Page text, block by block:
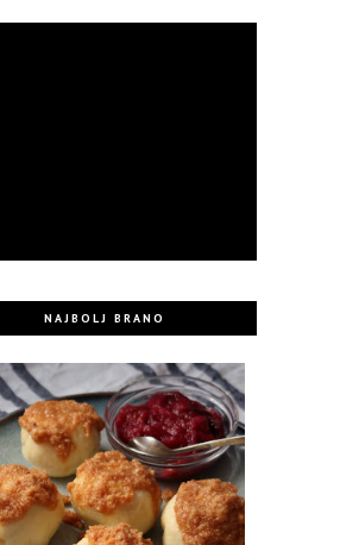
NAJBOLJ BRANO